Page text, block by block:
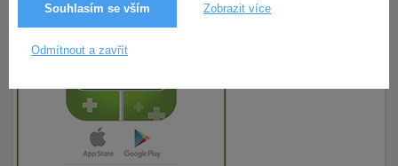
Souhlasím se vším Zobrazit více
Odmítnout a zavřít